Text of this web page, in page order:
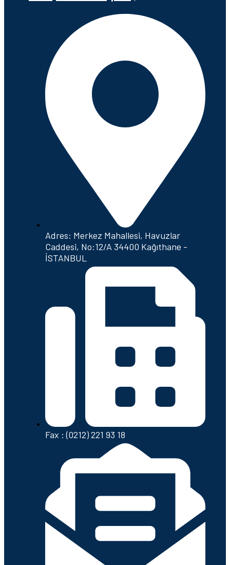
Adres: Merkez Mahallesi, Havuzlar
Caddesi, No:12/A 34400 Kağıthane -
İSTANBUL
Fax : (0212) 221 93 18